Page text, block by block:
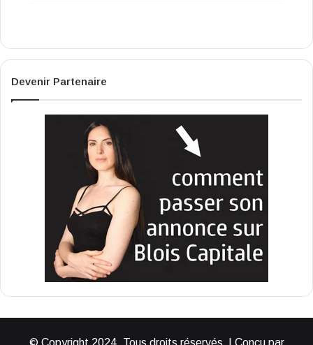
Devenir Partenaire
© Copyright 2024, Tous droits réservés | Conçu par